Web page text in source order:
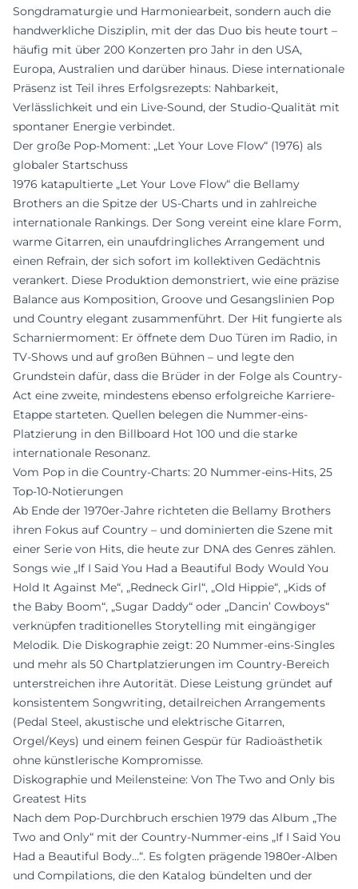
Songdramaturgie und Harmoniearbeit, sondern auch die
handwerkliche Disziplin, mit der das Duo bis heute tourt –
häufig mit über 200 Konzerten pro Jahr in den USA,
Europa, Australien und darüber hinaus. Diese internationale
Präsenz ist Teil ihres Erfolgsrezepts: Nahbarkeit,
Verlässlichkeit und ein Live-Sound, der Studio-Qualität mit
spontaner Energie verbindet.
Der große Pop-Moment: „Let Your Love Flow“ (1976) als
globaler Startschuss
1976 katapultierte „Let Your Love Flow“ die Bellamy
Brothers an die Spitze der US-Charts und in zahlreiche
internationale Rankings. Der Song vereint eine klare Form,
warme Gitarren, ein unaufdringliches Arrangement und
einen Refrain, der sich sofort im kollektiven Gedächtnis
verankert. Diese Produktion demonstriert, wie eine präzise
Balance aus Komposition, Groove und Gesangslinien Pop
und Country elegant zusammenführt. Der Hit fungierte als
Scharniermoment: Er öffnete dem Duo Türen im Radio, in
TV-Shows und auf großen Bühnen – und legte den
Grundstein dafür, dass die Brüder in der Folge als Country-
Act eine zweite, mindestens ebenso erfolgreiche Karriere-
Etappe starteten. Quellen belegen die Nummer-eins-
Platzierung in den Billboard Hot 100 und die starke
internationale Resonanz.
Vom Pop in die Country-Charts: 20 Nummer-eins-Hits, 25
Top-10-Notierungen
Ab Ende der 1970er-Jahre richteten die Bellamy Brothers
ihren Fokus auf Country – und dominierten die Szene mit
einer Serie von Hits, die heute zur DNA des Genres zählen.
Songs wie „If I Said You Had a Beautiful Body Would You
Hold It Against Me“, „Redneck Girl“, „Old Hippie“, „Kids of
the Baby Boom“, „Sugar Daddy“ oder „Dancin’ Cowboys“
verknüpfen traditionelles Storytelling mit eingängiger
Melodik. Die Diskographie zeigt: 20 Nummer-eins-Singles
und mehr als 50 Chartplatzierungen im Country-Bereich
unterstreichen ihre Autorität. Diese Leistung gründet auf
konsistentem Songwriting, detailreichen Arrangements
(Pedal Steel, akustische und elektrische Gitarren,
Orgel/Keys) und einem feinen Gespür für Radioästhetik
ohne künstlerische Kompromisse.
Diskographie und Meilensteine: Von The Two and Only bis
Greatest Hits
Nach dem Pop-Durchbruch erschien 1979 das Album „The
Two and Only“ mit der Country-Nummer-eins „If I Said You
Had a Beautiful Body…“. Es folgten prägende 1980er-Alben
und Compilations, die den Katalog bündelten und der